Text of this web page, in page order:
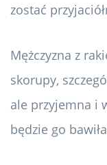
zostać
Mężczyzna z
skorupy,
ale przyjemna i
będzie go